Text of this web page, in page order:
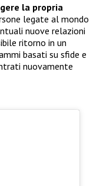
la propria
legate al mondo
nuove relazioni
ritorno in un
basati su sfide e
nuovamente